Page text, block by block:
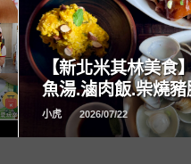
【新北米其林美食
魚湯.滷肉飯.柴燒
小虎 2026/07/22